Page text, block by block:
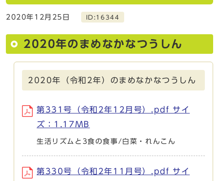
2020年12月25日 ID:16344
2020年のまめなかなつうしん
2020年（令和2年）のまめなかなつうしん
第331号（令和2年12月号）.pdf サイ
ズ：1.17MB
生活リズムと3食の食事/白菜・れんこん
第330号（令和2年11月号）.pdf サイ